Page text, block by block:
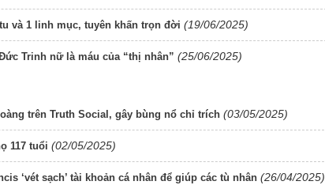
và 1 linh mục, tuyên khấn trọn đời (19/06/2025)
Trinh nữ là máu của “thị nhân” (25/06/2025)
trên Truth Social, gây bùng nổ chỉ trích (03/05/2025)
117 tuổi (02/05/2025)
‘vét sạch’ tài khoản cá nhân để giúp các tù nhân (26/04/2025)